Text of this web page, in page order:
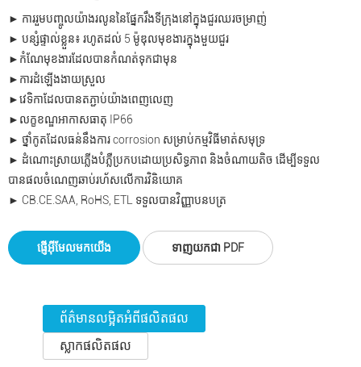
► ការរួមបញ្ចូលយ៉ាងរលូននៃផ្នែករឹងទីក្រុងនៅក្នុងជួរឈរចម្រាញ់
► បន្សំផ្ទាល់ខ្លួន៖ រហូតដល់ 5 ម៉ូឌុលមុខងារក្នុងមួយជួរ
►កំណែមុខងារដែលបានកំណត់ទុកជាមុន
►ការដំឡើងងាយស្រួល
►វេទិកាដែលបានតភ្ជាប់យ៉ាងពេញលេញ
►លក្ខខណ្ឌអាកាសធាតុ IP66
► ថ្នាំកូតដែលធន់នឹងការ corrosion សម្រាប់កម្មវិធីមាត់សមុទ្រ
► ដំណោះស្រាយភ្លើងបំភ្លឺប្រកបដោយប្រសិទ្ធភាព និងចំណាយតិច ដើម្បីទទួល
បានផលចំណេញឆាប់រហ័សលើការវិនិយោគ
► CB.CE.SAA, RoHS, ETL ទទួលបានវិញ្ញាបនបត្រ
ផ្ញើអ៊ីមែលមកយើង ទាញយកជា PDF
ព័ត៌មានលម្អិតអំពីផលិតផល
ស្លាកផលិតផល